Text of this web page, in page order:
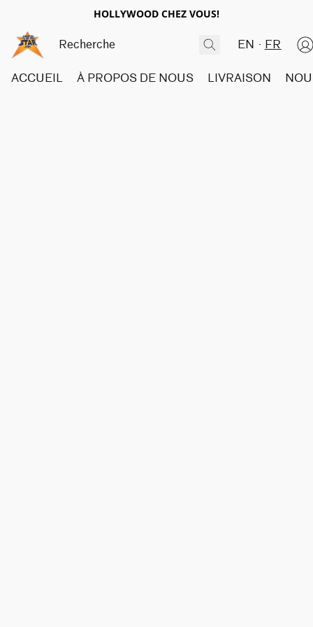
HOLLYWOOD CHEZ VOUS!
EN FR
ACCUEIL À PROPOS DE NOUS LIVRAISON